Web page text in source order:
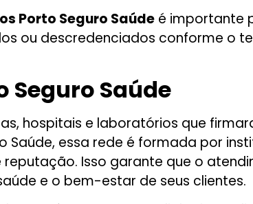
Porto Seguro Saúde é importante
ou descredenciados conforme o
Seguro Saúde
hospitais e laboratórios que
Saúde, essa rede é formada por
Isso garante que o
e o bem-estar de seus clientes.